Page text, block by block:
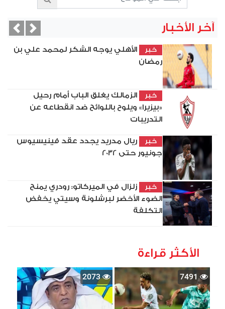
آخر الأخبار
خبر
الأهلي يوجه الشكر لمحمد علي بن
رمضان
خبر
الزمالك يغلق الباب أمام رحيل
«بيزيرا» ويلوح باللوائح ضد انقطاعه عن
التدريبات
خبر
ريال مدريد يجدد عقد فينيسيوس
جونيور حتى 2032
خبر
زلزال في الميركاتو: رودري يمنح
الضوء الأخضر لبرشلونة وسيتي يخفض
التكلفة
Next
الأكثر قراءة
7491
2073